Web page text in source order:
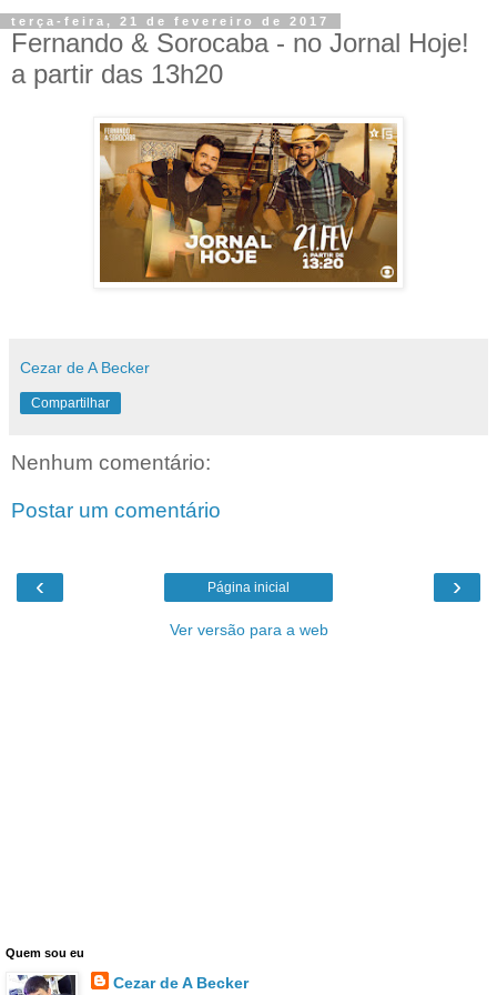
terça-feira, 21 de fevereiro de 2017
Fernando & Sorocaba - no Jornal Hoje!
a partir das 13h20
Cezar de A Becker
Compartilhar
Nenhum comentário:
Postar um comentário
‹ ›
Página inicial
Ver versão para a web
Quem sou eu
Cezar de A Becker